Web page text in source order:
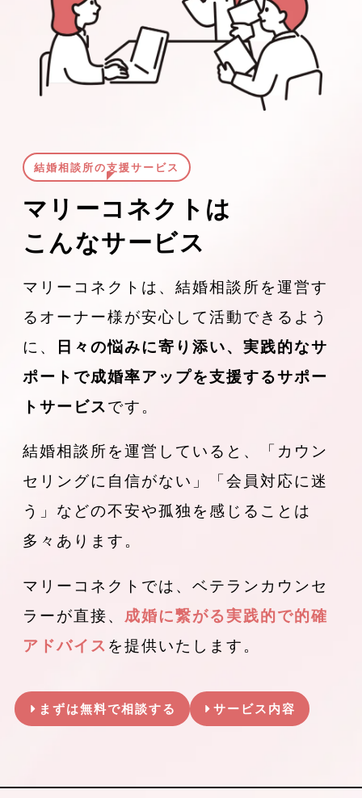
結婚相談所の支援サービス
マリーコネクトは
こんなサービス
マリーコネクトは、結婚相談所を運営す
るオーナー様が安心して活動できるよう
に、
日々の悩みに寄り添い、実践的なサ
ポートで成婚率アップを支援するサポー
トサービスです。
結婚相談所を運営していると、「カウン
セリングに自信がない」「会員対応に迷
う」などの不安や孤独を感じることは
多々あります。
マリーコネクトでは、ベテランカウンセ
ラーが直接、 成婚に繋がる実践的で的確
アドバイス を提供いたします。
まずは無料で相談する サービス内容